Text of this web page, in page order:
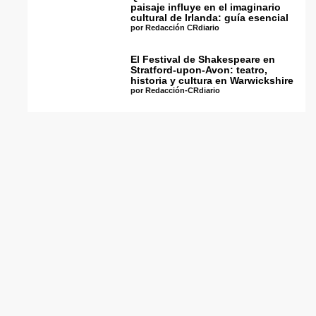
paisaje influye en el imaginario
cultural de Irlanda: guía esencial
por Redacción CRdiario
El Festival de Shakespeare en
Stratford-upon-Avon: teatro,
historia y cultura en Warwickshire
por Redacción-CRdiario